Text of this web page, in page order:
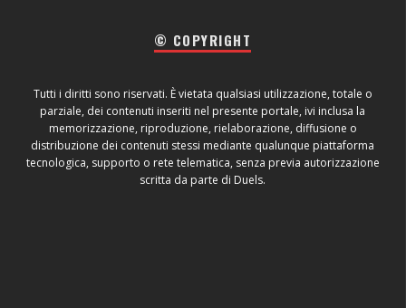
© COPYRIGHT
Tutti i diritti sono riservati. È vietata qualsiasi utilizzazione, totale o
parziale, dei contenuti inseriti nel presente portale, ivi inclusa la
memorizzazione, riproduzione, rielaborazione, diffusione o
distribuzione dei contenuti stessi mediante qualunque piattaforma
tecnologica, supporto o rete telematica, senza previa autorizzazione
scritta da parte di Duels.